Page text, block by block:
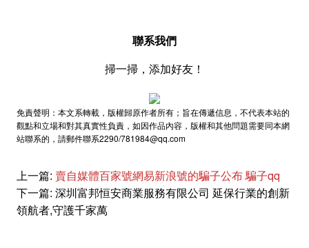
聯系我們
掃一掃，添加好友！
免責聲明：本文系轉載，版權歸原作者所有；旨在傳遞信息，不代表本站的
觀點和立場和對其真實性負責，如因作品內容，版權和其他問題需要同本網
站聯系的，請郵件聯系2290/781984@qq.com
上一篇: 賣自媒體百家號網易新浪號的騙子公布 騙子qq
下一篇: 深圳富邦恒安商業服務有限公司 延保行業的創新
領航者,守護千家萬